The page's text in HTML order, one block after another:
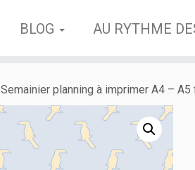
BLOG AU RYTHME
Semainier planning à imprimer A4 –